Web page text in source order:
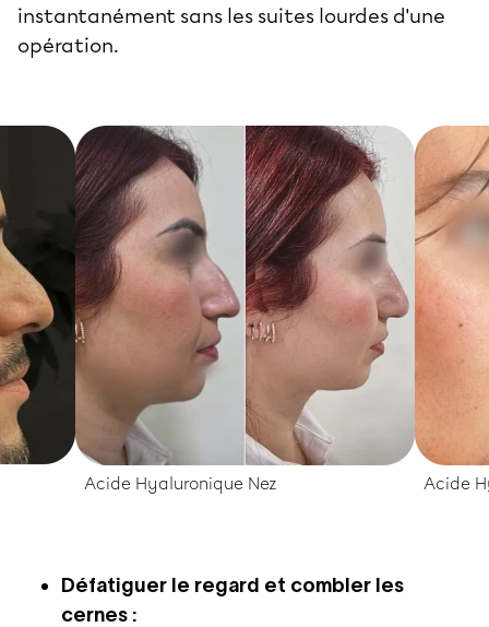
instantanément sans les suites lourdes d'une
opération.
Acide Hyaluronique Nez Acide
Défatiguer le regard et combler les
cernes :